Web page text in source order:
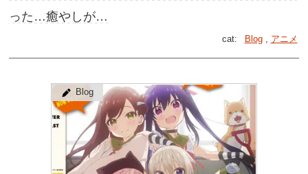
った…癒やしが…
cat: Blog, アニメ
Blog